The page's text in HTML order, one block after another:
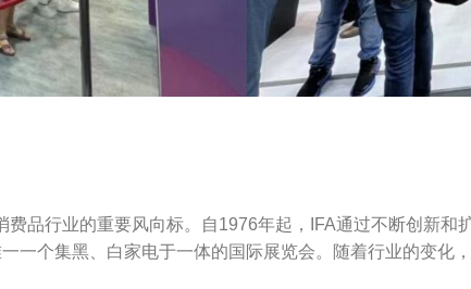
品行业的重要风向标。自1976年起，IFA通过不断创新
一个集黑、白家电于一体的国际展览会。随着行业的变化